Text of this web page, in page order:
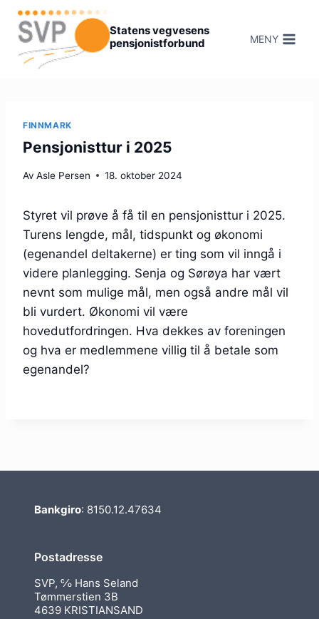
Hopp
innhold
Statens vegvesens
pensjonistforbund
MENY
FINNMARK
Pensjonisttur i 2025
Av Asle Persen 18. oktober 2024
Styret vil prøve å få til en pensjonisttur i 2025.
Turens lengde, mål, tidspunkt og økonomi
(egenandel deltakerne) er ting som vil inngå i
videre planlegging. Senja og Sørøya har vært
nevnt som mulige mål, men også andre mål vil
bli vurdert. Økonomi vil være
hovedutfordringen. Hva dekkes av foreningen
og hva er medlemmene villig til å betale som
egenandel?
Bankgiro: 8150.12.47634
Postadresse
SVP, ℅ Hans Seland
Tømmerstien 3B
4639 KRISTIANSAND